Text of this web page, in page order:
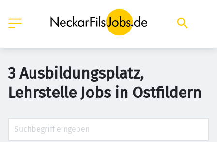
3 Ausbildungsplatz,
Lehrstelle Jobs in Ostfildern